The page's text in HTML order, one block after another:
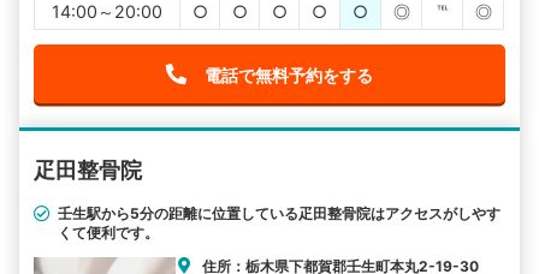
14:00～20:00
○ ○ ○ ○ ○ ◎ ℡ ◎
電話で無料予約をする
疋田整骨院
壬生駅から5分の距離に位置している疋田整骨院はアクセスがしやす
くて便利です。
住所：栃木県下都賀郡壬生町本丸2-19-30